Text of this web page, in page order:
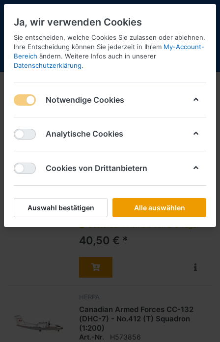
Menü Anmelden Shopaktualisierung
Herpa-Wings
1-5 von
Filtern Sortieren
HERPA
* Preise inkl. MwSt., zzgl.Versandkosten
40,50 € *
HERPA
Canadian Armed Forces CC-132
(DHC-7) - No.412 (T) Squadron
(1:200)
Art.-Nr. H573856
Ja, wir verwenden Cookies
Sie entscheiden, welche Cookies Sie zulassen oder ablehnen.
Ihre Entscheidung können Sie jederzeit in Ihrem My-Account-
Bereich ändern. Weitere Infos auch in unserer
Datenschutzerklärung.
Notwendige Cookies
Analytische Cookies
Cookies von Drittanbietern
Auswahl bestätigen Alle auswählen